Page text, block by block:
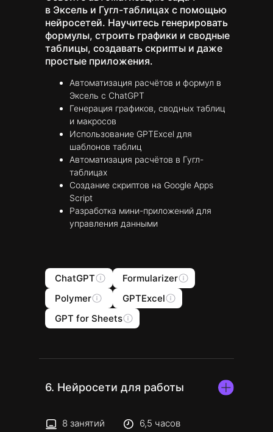
в Эксель и Гугл-таблицах с помощью
нейросетей. Научитесь генерировать
формулы, строить графики и сводные
таблицы, создавать скрипты и даже
простые приложения.
Автоматизация расчётов и формул в
Эксель с ChatGPT
Генерация графиков, сводных таблиц
и макросов
Использование GPTExcel для
шаблонов таблиц
Автоматизация расчётов в Гугл-
таблицах
Создание скриптов на Google Apps
Script
Разработка мини-приложений для
управления данными
ChatGPT
Formularizer
Polymer
GPTExcel
GPT for Sheets
6. Нейросети для работы
6,5 часов
8 занятий